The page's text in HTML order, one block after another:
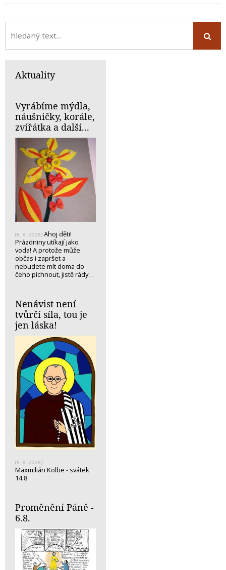
Aktuality
Vyrábíme mýdla,
náušničky, korále,
zvířátka a další...
(8. 8. 2026) Ahoj děti!
Prázdniny utíkají jako
voda! A protože může
občas i zapršet a
nebudete mít doma do
čeho píchnout, jistě rády…
Nenávist není
tvůrčí síla, tou je
jen láska!
(5. 8. 2026)
Maxmilián Kolbe - svátek
14.8.
Proměnění Páně -
6.8.